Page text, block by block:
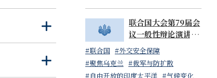
力必不可少。
发资金的需
际讨论。日本
打
开
关
闭
打
关
联合国大会第79届会
议一般性辩论演讲 岸
田文雄内阁总理大臣
（日本国常驻联合国
代表山崎和之大使代
#联合国 #外交安全保障
#聚焦乌克兰 #裁军与防扩散
#自由开放的印度太平洋 #气候变化